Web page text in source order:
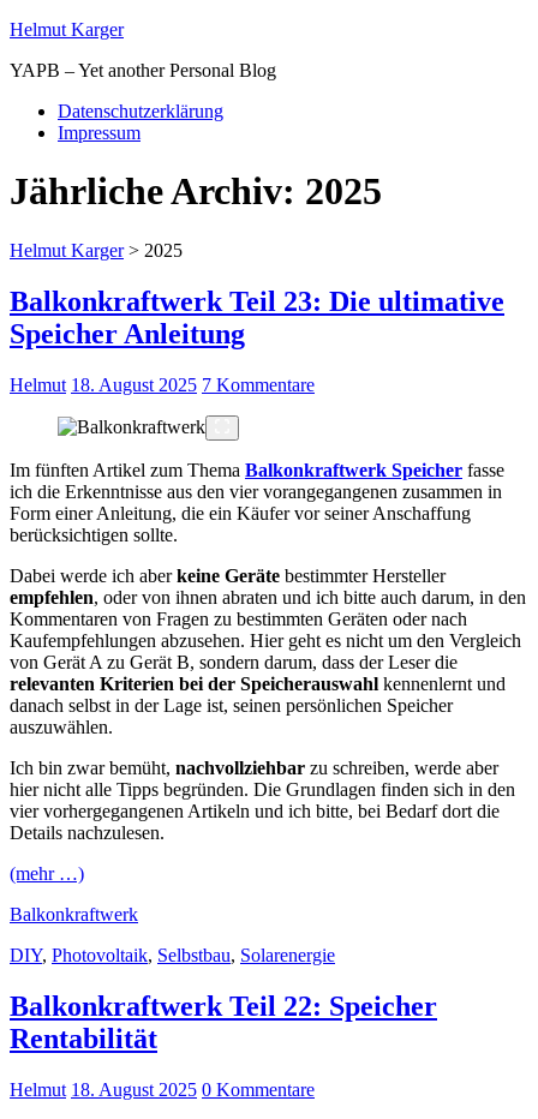
Helmut Karger
YAPB – Yet another Personal Blog
Datenschutzerklärung
Impressum
Jährliche Archiv: 2025
Helmut Karger> 2025
Balkonkraftwerk Teil 23: Die ultimative
Speicher Anleitung
Helmut 18. August 2025 7 Kommentare
Im fünften Artikel zum Thema Balkonkraftwerk Speicher fasse
ich die Erkenntnisse aus den vier vorangegangenen zusammen in
Form einer Anleitung, die ein Käufer vor seiner Anschaffung
berücksichtigen sollte.
Dabei werde ich aberkeine Geräte bestimmter Hersteller
empfehlen, oder von ihnen abraten und ich bitte auch darum, in den
Kommentaren von Fragen zu bestimmten Geräten oder nach
Kaufempfehlungen abzusehen. Hier geht es nicht um den Vergleich
von Gerät A zu Gerät B, sondern darum, dass der Leser die
relevanten Kriterien bei der Speicherauswahl kennenlernt und
danach selbst in der Lage ist, seinen persönlichen Speicher
auszuwählen.
Ich bin zwar bemüht, nachvollziehbar zu schreiben, werde aber
hier nicht alle Tipps begründen. Die Grundlagen finden sich in den
vier vorhergegangenen Artikeln und ich bitte, bei Bedarf dort die
Details nachzulesen.
(mehr …)
Balkonkraftwerk
DIY, Photovoltaik, Selbstbau, Solarenergie
Balkonkraftwerk Teil 22: Speicher
Rentabilität
Helmut 18. August 2025 0 Kommentare